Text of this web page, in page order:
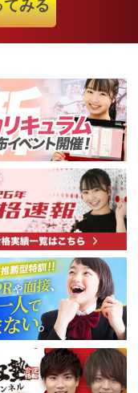
てみる